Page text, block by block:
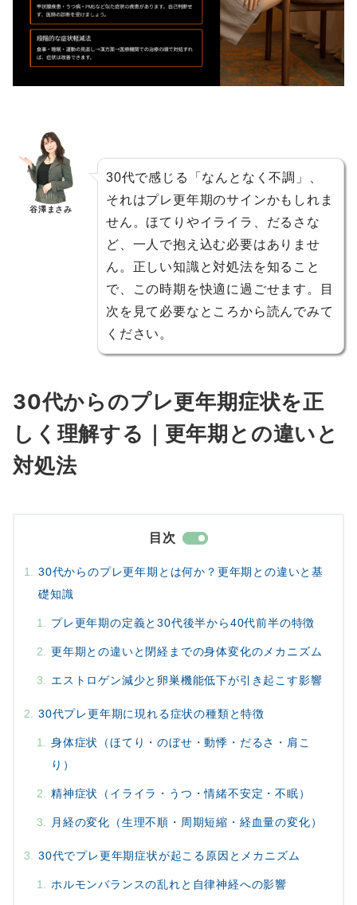
谷澤まさみ
30代で感じる「なんとなく不調」、
それはプレ更年期のサインかもしれま
せん。ほてりやイライラ、だるさな
ど、一人で抱え込む必要はありませ
ん。正しい知識と対処法を知ること
で、この時期を快適に過ごせます。目
次を見て必要なところから読んでみて
ください。
30代からのプレ更年期症状を正
しく理解する｜更年期との違いと
対処法
目次
30代からのプレ更年期とは何か？更年期との違いと基
礎知識
プレ更年期の定義と30代後半から40代前半の特徴
更年期との違いと閉経までの身体変化のメカニズム
エストロゲン減少と卵巣機能低下が引き起こす影響
30代プレ更年期に現れる症状の種類と特徴
身体症状（ほてり・のぼせ・動悸・だるさ・肩こ
り）
精神症状（イライラ・うつ・情緒不安定・不眠）
月経の変化（生理不順・周期短縮・経血量の変化）
30代でプレ更年期症状が起こる原因とメカニズム
ホルモンバランスの乱れと自律神経への影響